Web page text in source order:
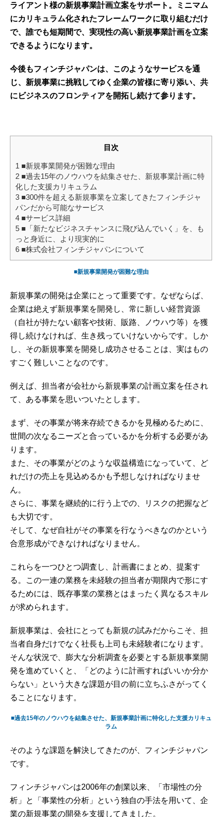
ライアント様の新規事業計画立案をサポート。ミニマム
にカリキュラム化されたフレームワークに取り組むだけ
で、誰でも短期間で、実現性の高い新規事業計画を立案
できるようになります。
今後もフィンチジャパンは、このようなサービスを通
じ、新規事業に挑戦してゆく企業の皆様に寄り添い、共
にビジネスのフロンティアを開拓し続けて参ります。
目次
1 ■新規事業開発が困難な理由
2 ■過去15年のノウハウを結集させた、新規事業計画に特
化した支援カリキュラム
3 ■300件を超える新規事業を立案してきたフィンチジャ
パンだから可能なサービス
4 ■サービス詳細
5 ■「新たなビジネスチャンスに飛び込んでいく」を、も
っと身近に、より現実的に
6 ■株式会社フィンチジャパンについて
■新規事業開発が困難な理由
新規事業の開発は企業にとって重要です。なぜならば、
企業は絶えず新規事業を開発し、常に新しい経営資源
（自社が持たない顧客や技術、販路、ノウハウ等）を獲
得し続けなければ、生き残っていけないからです。しか
し、その新規事業を開発し成功させることは、実はもの
すごく難しいことなのです。
例えば、担当者が会社から新規事業の計画立案を任され
て、ある事業を思いついたとします。
まず、その事業が将来存続できるかを見極めるために、
世間の次なるニーズと合っているかを分析する必要があ
ります。
また、その事業がどのような収益構造になっていて、ど
れだけの売上を見込めるかも予想しなければなりませ
ん。
さらに、事業を継続的に行う上での、リスクの把握など
も大切です。
そして、なぜ自社がその事業を行なうべきなのかという
合意形成ができなければなりません。
これらを一つひとつ調査し、計画書にまとめ、提案す
る。この一連の業務を未経験の担当者が期限内で形にす
るためには、既存事業の業務とはまったく異なるスキル
が求められます。
新規事業は、会社にとっても新規の試みだからこそ、担
当者自身だけでなく社長も上司も未経験者になります。
そんな状況で、膨大な分析調査を必要とする新規事業開
発を進めていくと、「どのように計画すればいいか分か
らない」という大きな課題が目の前に立ちふさがってく
ることになります。
■過去15年のノウハウを結集させた、新規事業計画に特化した支援カリキュ
ラム
そのような課題を解決してきたのが、フィンチジャパン
です。
フィンチジャパンは2006年の創業以来、「市場性の分
析」と「事業性の分析」という独自の手法を用いて、企
業の新規事業の開発を支援してきました。